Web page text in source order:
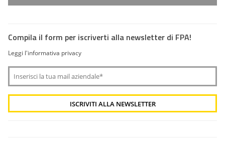
Compila il form per iscriverti alla newsletter di FPA!
Leggi l'informativa privacy